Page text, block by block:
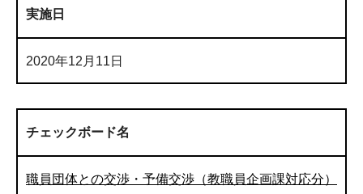
実施日
2020年12月11日
チェックボード名
職員団体との交渉・予備交渉（教職員企画課対応分）